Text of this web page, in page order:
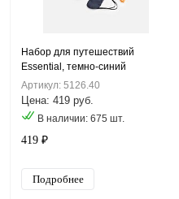
Набор для путешествий
Essential, темно-синий
Артикул: 5126.40
Цена: 419 руб.
В наличии: 675 шт.
419 ₽
Подробнее